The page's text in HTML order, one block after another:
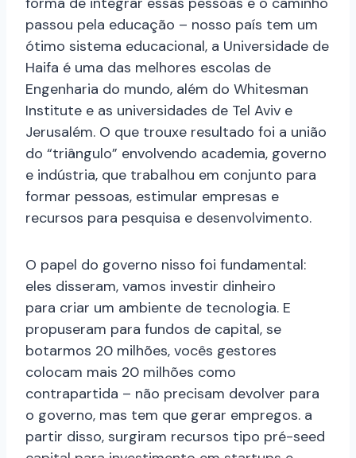
passou pela educação – nosso país tem um
ótimo sistema educacional, a Universidade de
Haifa é uma das melhores escolas de
Engenharia do mundo, além do Whitesman
Institute e as universidades de Tel Aviv e
Jerusalém. O que trouxe resultado foi a união
do “triângulo” envolvendo academia, governo
e indústria, que trabalhou em conjunto para
formar pessoas, estimular empresas e
recursos para pesquisa e desenvolvimento.
O papel do governo nisso foi fundamental:
eles disseram, vamos investir dinheiro
para criar um ambiente de tecnologia. E
propuseram para fundos de capital, se
botarmos 20 milhões, vocês gestores
colocam mais 20 milhões como
contrapartida – não precisam devolver para
o governo, mas tem que gerar empregos. a
partir disso, surgiram recursos tipo pré-seed